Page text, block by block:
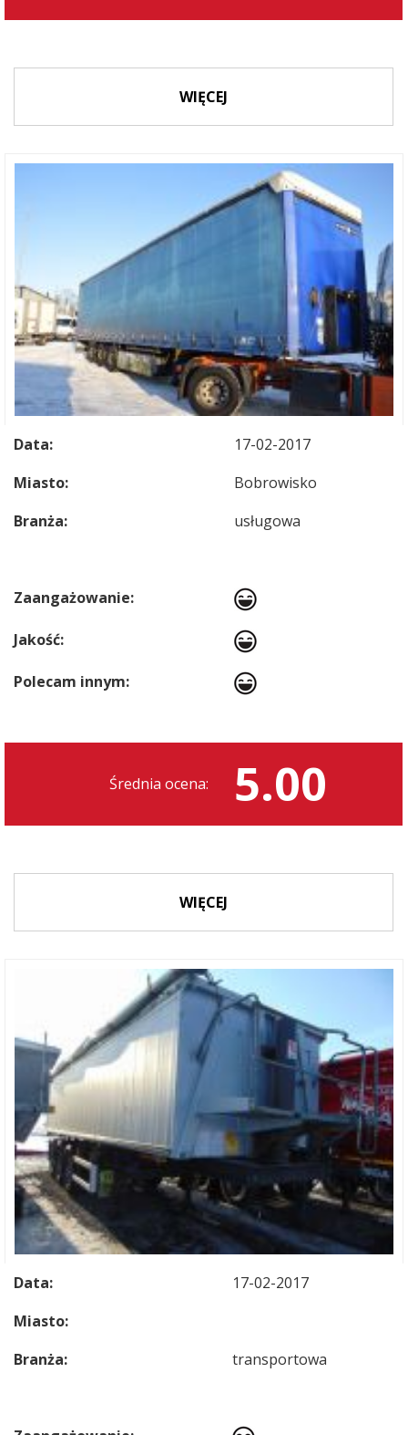
WIĘCEJ
Data:
17-02-2017
Miasto:
Bobrowisko
Branża:
usługowa
Zaangażowanie:
Jakość:
Polecam innym:
Średnia ocena: 5.00
WIĘCEJ
Data:
17-02-2017
Miasto:
Branża:
transportowa